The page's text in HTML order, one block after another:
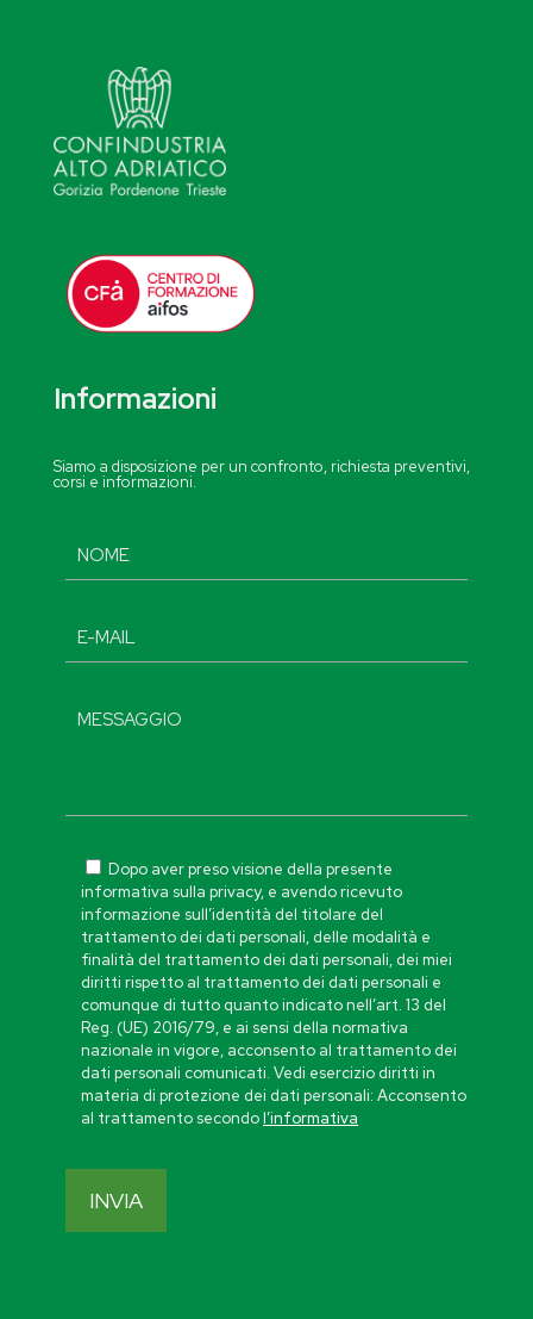
Informazioni
Siamo a disposizione per un confronto, richiesta preventivi,
corsi e informazioni.
Dopo aver preso visione della presente
informativa sulla privacy, e avendo ricevuto
informazione sull’identità del titolare del
trattamento dei dati personali, delle modalità e
finalità del trattamento dei dati personali, dei miei
diritti rispetto al trattamento dei dati personali e
comunque di tutto quanto indicato nell’art. 13 del
Reg. (UE) 2016/79, e ai sensi della normativa
nazionale in vigore, acconsento al trattamento dei
dati personali comunicati. Vedi esercizio diritti in
materia di protezione dei dati personali: Acconsento
al trattamento secondol’informativa